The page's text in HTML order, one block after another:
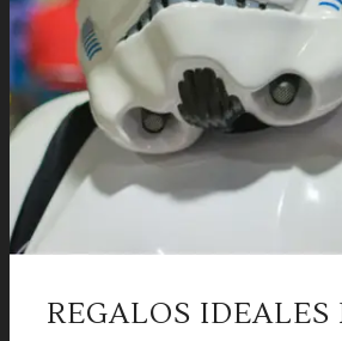
REGALOS IDEALES